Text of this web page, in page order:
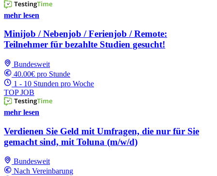
mehr lesen
Minijob / Nebenjob / Ferienjob / Remote:
Teilnehmer für bezahlte Studien gesucht!
Bundesweit
40.00€ pro Stunde
1 - 10 Stunden pro Woche
TOP JOB
mehr lesen
Verdienen Sie Geld mit Umfragen, die nur für Sie
gemacht sind, mit Toluna (m/w/d)
Bundesweit
Nach Vereinbarung